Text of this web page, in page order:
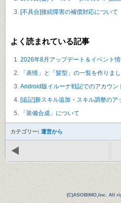
[不具合]接続障害の補償対応について
よく読まれている記事
2026年8月アップデート＆イベント情
「表情」と「髪型」の一覧を作りま
Android版イルーナ戦記でのアカウン
[追記]新スキル追加・スキル調整のア
「装備合成」について
カテゴリー: 運営から
(C)ASOBIMO,Inc. All